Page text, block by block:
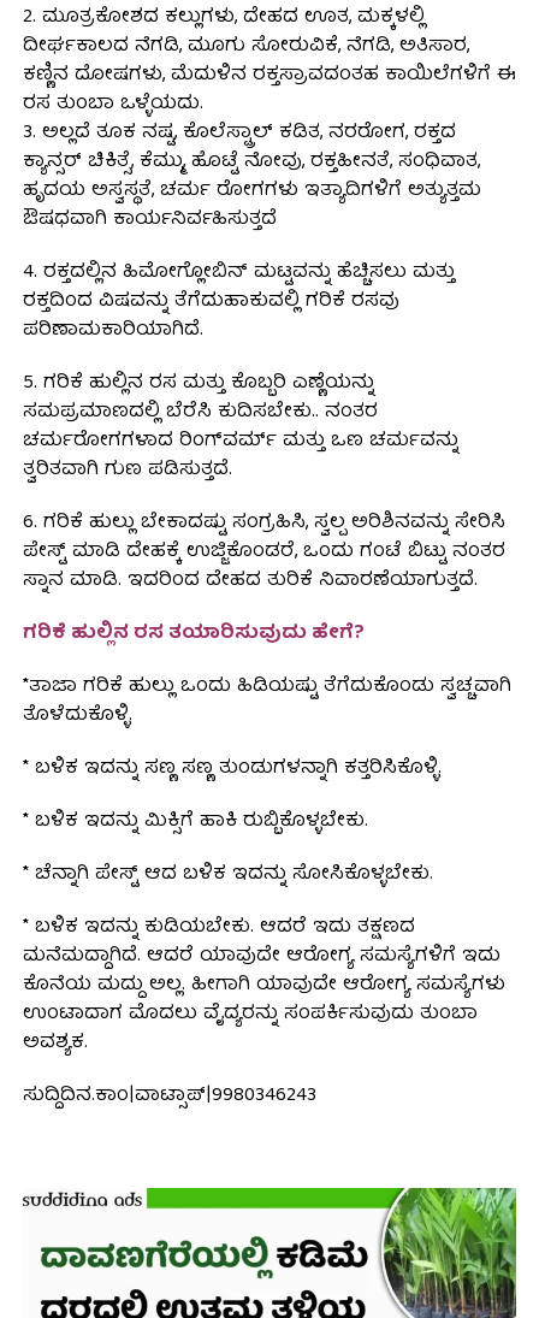
2. ಮೂತ್ರಕೋಶದ ಕಲ್ಲುಗಳು, ದೇಹದ ಊತ, ಮಕ್ಕಳಲ್ಲಿ
ದೀರ್ಘಕಾಲದ ನೆಗಡಿ, ಮೂಗು ಸೋರುವಿಕೆ, ನೆಗಡಿ, ಅತಿಸಾರ,
ಕಣ್ಣಿನ ದೋಷಗಳು, ಮೆದುಳಿನ ರಕ್ತಸ್ರಾವದಂತಹ ಕಾಯಿಲೆಗಳಿಗೆ ಈ
ರಸ ತುಂಬಾ ಒಳ್ಳೆಯದು.
3. ಅಲ್ಲದೆ ತೂಕ ನಷ್ಟ, ಕೊಲೆಸ್ಟ್ರಾಲ್ ಕಡಿತ, ನರರೋಗ, ರಕ್ತದ
ಕ್ಯಾನ್ಸರ್ ಚಿಕಿತ್ಸೆ, ಕೆಮ್ಮು, ಹೊಟ್ಟೆ ನೋವು, ರಕ್ತಹೀನತೆ, ಸಂಧಿವಾತ,
ಹೃದಯ ಅಸ್ವಸ್ಥತೆ, ಚರ್ಮ ರೋಗಗಳು ಇತ್ಯಾದಿಗಳಿಗೆ ಅತ್ಯುತ್ತಮ
ಔಷಧವಾಗಿ ಕಾರ್ಯನಿರ್ವಹಿಸುತ್ತದೆ
4. ರಕ್ತದಲ್ಲಿನ ಹಿಮೋಗ್ಲೋಬಿನ್ ಮಟ್ಟವನ್ನು ಹೆಚ್ಚಿಸಲು ಮತ್ತು
ರಕ್ತದಿಂದ ವಿಷವನ್ನು ತೆಗೆದುಹಾಕುವಲ್ಲಿ ಗರಿಕೆ ರಸವು
ಪರಿಣಾಮಕಾರಿಯಾಗಿದೆ.
5. ಗರಿಕೆ ಹುಲ್ಲಿನ ರಸ ಮತ್ತು ಕೊಬ್ಬರಿ ಎಣ್ಣೆಯನ್ನು
ಸಮಪ್ರಮಾಣದಲ್ಲಿ ಬೆರೆಸಿ ಕುದಿಸಬೇಕು.. ನಂತರ
ಚರ್ಮರೋಗಗಳಾದ ರಿಂಗ್‌ವರ್ಮ್ ಮತ್ತು ಒಣ ಚರ್ಮವನ್ನು
ತ್ವರಿತವಾಗಿ ಗುಣ ಪಡಿಸುತ್ತದೆ.
6. ಗರಿಕೆ ಹುಲ್ಲು ಬೇಕಾದಷ್ಟು ಸಂಗ್ರಹಿಸಿ, ಸ್ವಲ್ಪ ಅರಿಶಿನವನ್ನು ಸೇರಿಸಿ
ಪೇಸ್ಟ್ ಮಾಡಿ ದೇಹಕ್ಕೆ ಉಜ್ಜಿಕೊಂಡರೆ, ಒಂದು ಗಂಟೆ ಬಿಟ್ಟು ನಂತರ
ಸ್ನಾನ ಮಾಡಿ. ಇದರಿಂದ ದೇಹದ ತುರಿಕೆ ನಿವಾರಣೆಯಾಗುತ್ತದೆ.
ಗರಿಕೆ ಹುಲ್ಲಿನ ರಸ ತಯಾರಿಸುವುದು ಹೇಗೆ?
*ತಾಜಾ ಗರಿಕೆ ಹುಲ್ಲು ಒಂದು ಹಿಡಿಯಷ್ಟು ತೆಗೆದುಕೊಂಡು ಸ್ವಚ್ಚವಾಗಿ
ತೊಳೆದುಕೊಳ್ಳಿ.
* ಬಳಿಕ ಇದನ್ನು ಸಣ್ಣ ಸಣ್ಣ ತುಂಡುಗಳನ್ನಾಗಿ ಕತ್ತರಿಸಿಕೊಳ್ಳಿ.
* ಬಳಿಕ ಇದನ್ನು ಮಿಕ್ಸಿಗೆ ಹಾಕಿ ರುಬ್ಬಿಕೊಳ್ಳಬೇಕು.
* ಚೆನ್ನಾಗಿ ಪೇಸ್ಟ್ ಆದ ಬಳಿಕ ಇದನ್ನು ಸೋಸಿಕೊಳ್ಳಬೇಕು.
* ಬಳಿಕ ಇದನ್ನು ಕುಡಿಯಬೇಕು. ಆದರೆ ಇದು ತಕ್ಷಣದ
ಮನೆಮದ್ದಾಗಿದೆ. ಆದರೆ ಯಾವುದೇ ಆರೋಗ್ಯ ಸಮಸ್ಯೆಗಳಿಗೆ ಇದು
ಕೊನೆಯ ಮದ್ದು ಅಲ್ಲ. ಹೀಗಾಗಿ ಯಾವುದೇ ಆರೋಗ್ಯ ಸಮಸ್ಯೆಗಳು
ಉಂಟಾದಾಗ ಮೊದಲು ವೈದ್ಯರನ್ನು ಸಂಪರ್ಕಿಸುವುದು ತುಂಬಾ
ಅವಶ್ಯಕ.
ಸುದ್ದಿದಿನ.ಕಾಂ|ವಾಟ್ಸಾಪ್|9980346243